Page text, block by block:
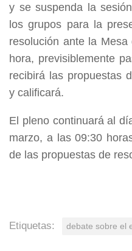
y se suspenda la
los grupos para la
resolución ante la
hora, previsiblemente
recibirá las propuestas
y calificará.
El pleno continuará al
marzo, a las 09:30
de las propuestas de
Etiquetas: debate sobre el